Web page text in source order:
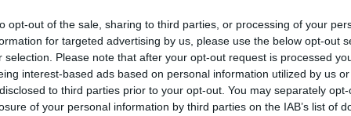
opt-out of the sale, sharing to third parties, or processing of your
for targeted advertising by us, please use the below opt-out
selection. Please note that after your opt-out request is processed
interest-based ads based on personal information utilized by us
to third parties prior to your opt-out. You may separately
of your personal information by third parties on the IAB’s list of
iscriviti allaNewsletter QUInews - ToscanaMedia.
nella tua casella di posta.